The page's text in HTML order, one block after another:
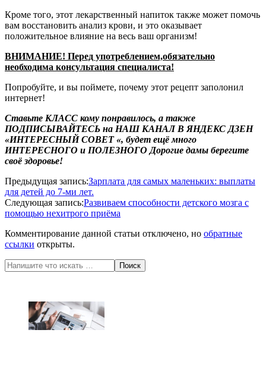
Кроме того, этот лекарственный напиток также может помочь
вам восстановить анализ крови, и это оказывает
положительное влияние на весь ваш организм!
ВНИМАНИЕ! Перед употреблением,обязательно
необходима консультация специалиста!
Попробуйте, и вы поймете, почему этот рецепт заполонил
интернет!
Ставьте КЛАСС кому понравилось, а также
ПОДПИСЫВАЙТЕСЬ на НАШ КАНАЛ В ЯНДЕКС ДЗЕН
«ИНТЕРЕСНЫЙ СОВЕТ «, будет ещё много
ИНТЕРЕСНОГО и ПОЛЕЗНОГО Дорогие дамы берегите
своё здоровье!
2020-
05-
28
Предыдущая запись:Зарплата для самых маленьких: выплаты
для детей до 7-ми лет.
Следующая запись:Развиваем способности детского мозга с
помощью нехитрого приёма
Комментирование данной статьи отключено, но обратные
ссылки открыты.
Поиск